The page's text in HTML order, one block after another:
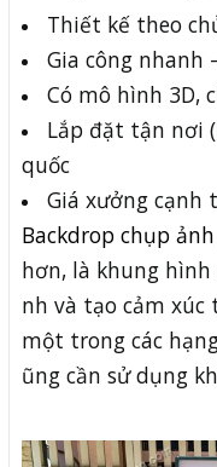
Thiết kế theo
Gia công nhanh
Có mô hình 3D,
Lắp đặt tận nơi
quốc
Giá xưởng cạnh
Backdrop chụp ảnh
hơn, là khung
nh và tạo cảm
một trong các
ũng cần sử dụng